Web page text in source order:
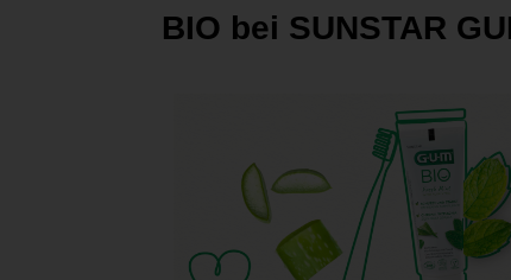
BIO bei SUNSTAR